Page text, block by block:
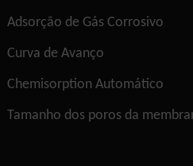
Adsorção de Gás Corrosivo
Curva de Avanço
Chemisorption Automático
Tamanho dos poros da